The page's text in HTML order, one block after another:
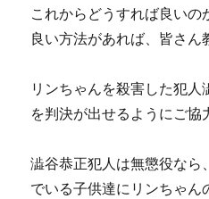
これからどうすれば良いの
良い方法があれば、皆さん
リンちゃんを殺害した犯
を判決が出せるようにご協
澁谷恭正犯人は無懲役なら
でいる子供達にリンちゃん